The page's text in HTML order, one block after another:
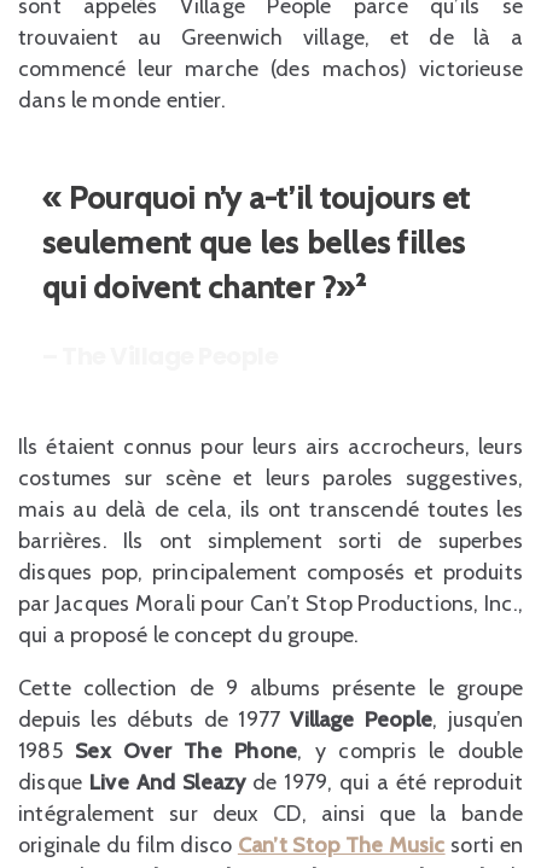
sont appelés Village People parce qu’ils se
trouvaient au Greenwich village, et de là a
commencé leur marche (des machos) victorieuse
dans le monde entier.
« Pourquoi n’y a-t’il toujours et
seulement que les belles filles
qui doivent chanter ?»²
Ils étaient connus pour leurs airs accrocheurs, leurs
costumes sur scène et leurs paroles suggestives,
mais au delà de cela, ils ont transcendé toutes les
barrières. Ils ont simplement sorti de superbes
disques pop, principalement composés et produits
par Jacques Morali pour Can’t Stop Productions, Inc.,
qui a proposé le concept du groupe.
Cette collection de 9 albums présente le groupe
depuis les débuts de 1977Village People, jusqu’en
1985 Sex Over The Phone, y compris le double
disque Live And Sleazyde 1979, qui a été reproduit
intégralement sur deux CD, ainsi que la bande
originale du film disco Can’t Stop The Music sorti en